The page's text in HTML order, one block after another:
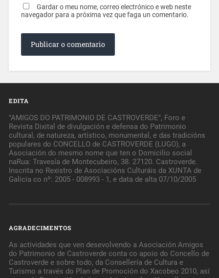
Gardar o meu nome, correo electrónico e web neste
navegador para a próxima vez que faga un comentario.
EDITA
"AMIGOS DO PATRIMONIO DE CASTROVERDE", Foro e
Revista Dixital de divulgación e defensa do Patrimonio
cultural, de natureza, artístico, monumental, e das tradicións
populares do CONCELLO de CASTROVERDE (LUGO), a
Asociación do mesmo nome que ten o Domicilio social
naRua: Travesía de Montecubeiro, 38. 27120. Castroverde.
Inscrita no Rexistro de Asociacións Culturáis da XUNTA de
Galicia co nº: 2005 - 008993 - 1, e data de alta 07/10/2005
AGRADECIMENTOS
As actividades que ven desevolvendo a Asociación Amigos
do Patrimonio de Castroverde conta co apoio do Concello de
Castroverde e sobre todo, da Consellería de Cultura e
Turismo a través do Plan de Promoción do Xacobeo 2010, así